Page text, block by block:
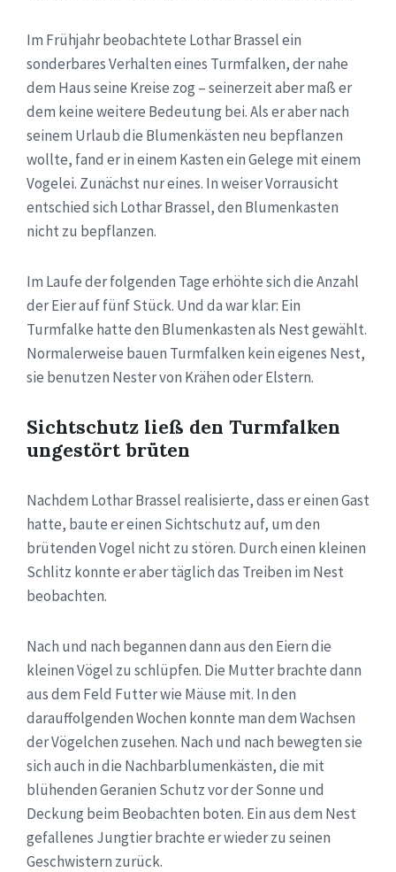
Im Frühjahr beobachtete Lothar Brassel ein
sonderbares Verhalten eines Turmfalken, der nahe
dem Haus seine Kreise zog – seinerzeit aber maß er
dem keine weitere Bedeutung bei. Als er aber nach
seinem Urlaub die Blumenkästen neu bepflanzen
wollte, fand er in einem Kasten ein Gelege mit einem
Vogelei. Zunächst nur eines. In weiser Vorrausicht
entschied sich Lothar Brassel, den Blumenkasten
nicht zu bepflanzen.
Im Laufe der folgenden Tage erhöhte sich die Anzahl
der Eier auf fünf Stück. Und da war klar: Ein
Turmfalke hatte den Blumenkasten als Nest gewählt.
Normalerweise bauen Turmfalken kein eigenes Nest,
sie benutzen Nester von Krähen oder Elstern.
Sichtschutz ließ den Turmfalken
ungestört brüten
Nachdem Lothar Brassel realisierte, dass er einen Gast
hatte, baute er einen Sichtschutz auf, um den
brütenden Vogel nicht zu stören. Durch einen kleinen
Schlitz konnte er aber täglich das Treiben im Nest
beobachten.
Nach und nach begannen dann aus den Eiern die
kleinen Vögel zu schlüpfen. Die Mutter brachte dann
aus dem Feld Futter wie Mäuse mit. In den
darauffolgenden Wochen konnte man dem Wachsen
der Vögelchen zusehen. Nach und nach bewegten sie
sich auch in die Nachbarblumenkästen, die mit
blühenden Geranien Schutz vor der Sonne und
Deckung beim Beobachten boten. Ein aus dem Nest
gefallenes Jungtier brachte er wieder zu seinen
Geschwistern zurück.